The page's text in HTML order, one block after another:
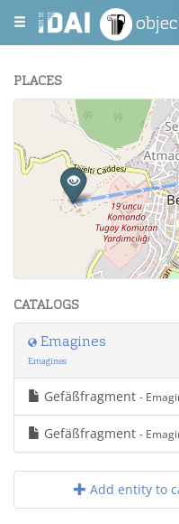
PLACES
−
Leaflet| Maps
CATALOGS
Emagines
Emagines
Gefäßfragment -
Gefäßfragment -
Add entity to